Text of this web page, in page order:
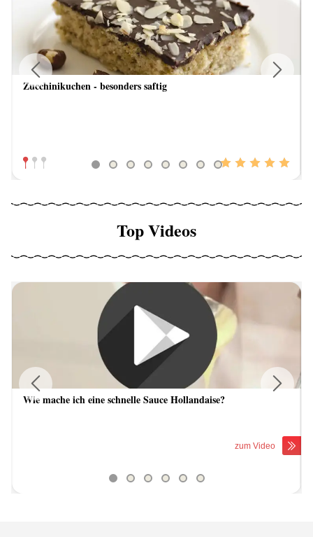
Zucchinikuchen - besonders saftig
Previous
Top Videos
Wie mache ich eine schnelle Sauce Hollandaise?
zum Video
Previous